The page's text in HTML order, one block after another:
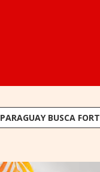
PARAGUAY BUSCA FORTALECER SU ESTRATEGIA ENERGÉTICA ANTE EL CRECIMIENTO DE LA DEMANDA